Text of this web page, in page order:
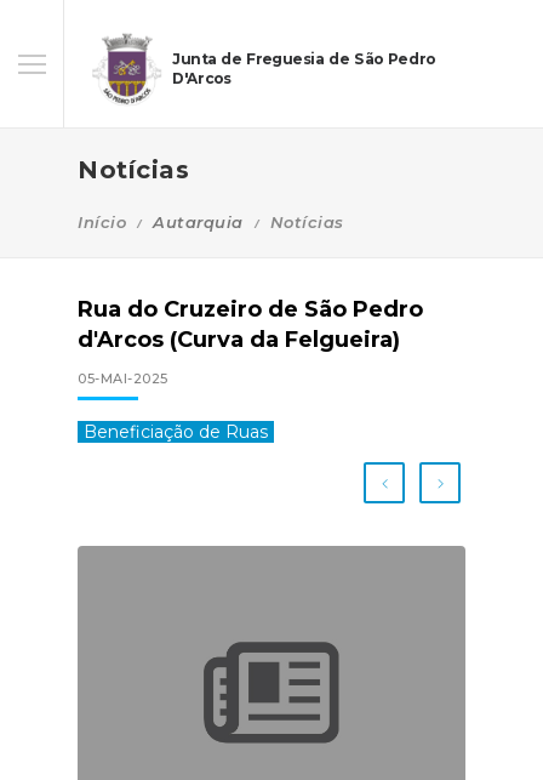
Junta de Freguesia de São Pedro
D'Arcos
Notícias
Início Autarquia Notícias
Rua do Cruzeiro de São Pedro
d'Arcos (Curva da Felgueira)
05-MAI-2025
Beneficiação de Ruas